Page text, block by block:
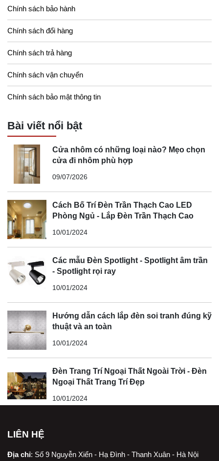
Chính sách bảo hành
Chính sách đổi hàng
Chính sách trả hàng
Chính sách vận chuyển
Chính sách bảo mật thông tin
Bài viết nổi bật
Cửa nhôm có những loại nào? Mẹo chọn
cửa đi nhôm phù hợp
09/07/2026
Cách Bố Trí Đèn Trần Thạch Cao LED
Phòng Ngủ - Lắp Đèn Trần Thạch Cao
10/01/2024
Các mẫu Đèn Spotlight - Spotlight âm trần
- Spotlight rọi ray
10/01/2024
Hướng dẫn cách lắp đèn soi tranh đúng kỹ
thuật và an toàn
10/01/2024
Đèn Trang Trí Ngoại Thất Ngoài Trời - Đèn
Ngoại Thất Trang Trí Đẹp
10/01/2024
LIÊN HỆ
Địa chỉ: Số 9 Nguyễn Xiển - Hạ Đình - Thanh Xuân - Hà Nội